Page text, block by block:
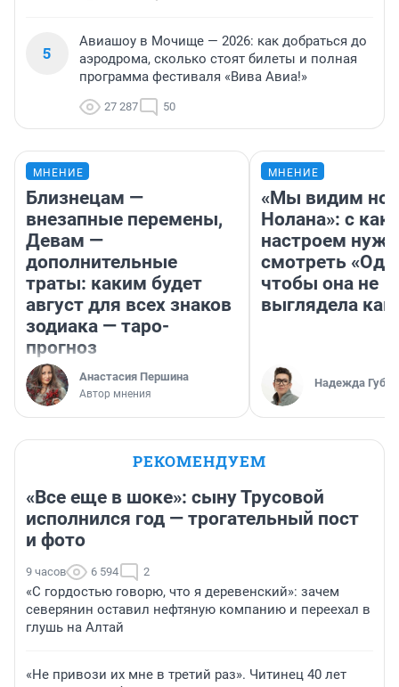
5
Авиашоу в Мочище — 2026: как добраться до
аэродрома, сколько стоят билеты и полная
программа фестиваля «Вива Авиа!»
27 287 50
МНЕНИЕ
Близнецам —
внезапные перемены,
Девам —
дополнительные
траты: каким будет
август для всех знаков
зодиака — таро-
прогноз
Анастасия Першина
Автор мнения
МНЕНИЕ
«Мы видим
Нолана»: с
настроем
смотреть
чтобы она не
выглядела как
Надежда
РЕКОМЕНДУЕМ
«Все еще в шоке»: сыну Трусовой
исполнился год — трогательный пост
и фото
9 часов 6 594 2
«С гордостью говорю, что я деревенский»: зачем
северянин оставил нефтяную компанию и переехал в
глушь на Алтай
«Не привози их мне в третий раз». Читинец 40 лет